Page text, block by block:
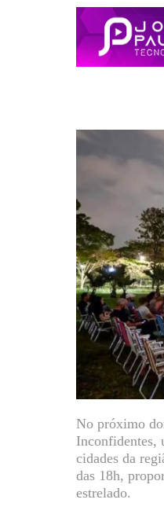
No próximo
Inconfidentes,
cidades da
das 18h,
estrelado.